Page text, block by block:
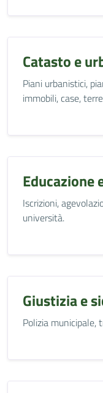
Catasto e
Piani urbanistici,
immobili, case,
Educazione
Iscrizioni,
università.
Giustizia e
Polizia municipale,